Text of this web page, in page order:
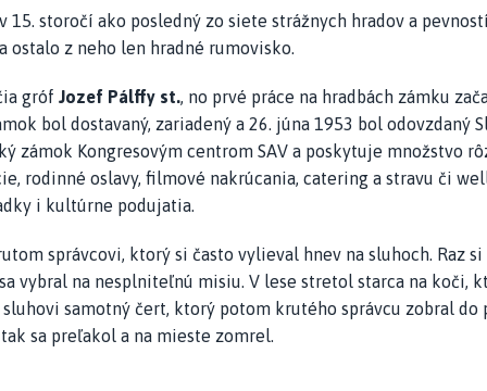
storočí ako posledný zo siete strážnych hradov a
ostalo z neho len hradné rumovisko.
gróf Jozef Pálffy st., no prvé práce na hradbách zámku
bol dostavaný, zariadený a 26. júna 1953 bol
zámok Kongresovým centrom SAV a poskytuje množstvo
rodinné oslavy, filmové nakrúcania, catering a stravu či
i kultúrne podujatia.
správcovi, ktorý si často vylieval hnev na sluhoch. Raz
vybral na nesplniteľnú misiu. V lese stretol starca na koči,
samotný čert, ktorý potom krutého správcu zobral
sa preľakol a na mieste zomrel.